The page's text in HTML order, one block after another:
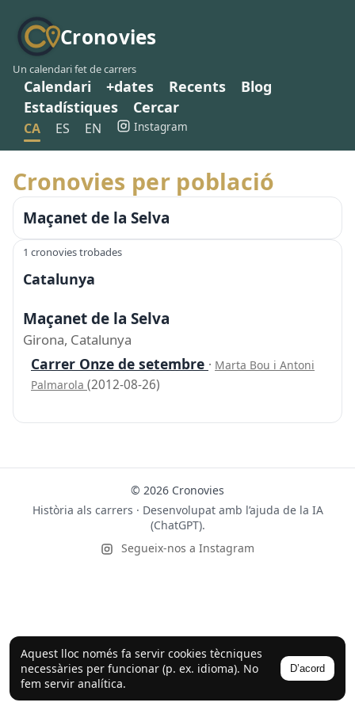
Cronovies
Un calendari fet de carrers
Calendari +dates Recents
Blog
Estadístiques
Cercar
CA ES EN Instagram
Aquest lloc només fa servir cookies tècniques
necessàries per funcionar (p. ex. idioma). No
fem servir analítica.
D’acord
Cronovies per població
Maçanet de la Selva
1 cronovies trobades
Catalunya
Maçanet de la Selva
Girona, Catalunya
Carrer Onze de setembre · Marta Bou i Antoni
Palmarola (2012-08-26)
© 2026 Cronovies
Història als carrers · Desenvolupat amb l’ajuda de la IA
(ChatGPT).
Segueix-nos a Instagram